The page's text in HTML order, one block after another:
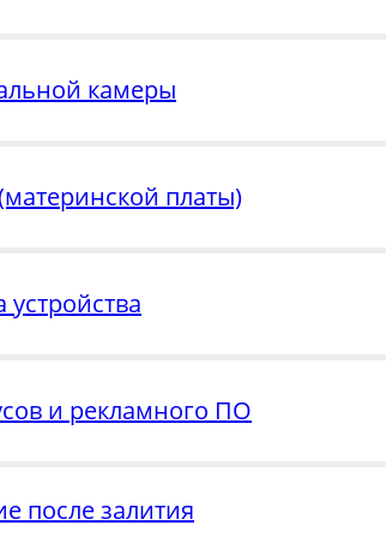
камеры
платы)
и рекламного ПО
после залития